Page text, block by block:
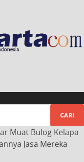
Muat Bulog Kelapa
Jasa Mereka